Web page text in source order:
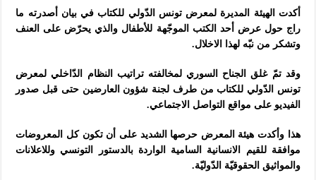
أكدت الهيئة المديرة لمعرض تونس الدّولي للكتاب في بيان أصدرته ما
راج حول عرض أحد الكتب الموجّهة للأطفال والذي يحرّض على العنف
وتشكر من نبّه لهذا الاخلال.
وقد تمّ غلق الجناح السوري لمخالفته تراتيب النظام الدّاخلي لمعرض
تونس الدّولي للكتاب من طرف لجنة شؤون العارضين حتى قبل صدور
الفيديو على مواقع التواصل الاجتماعي.
هذا وأكدت هيئة المعرض حرصها الشديد على أن تكون كل المعروضات
موافقة للقيم الانسانية السامية الواردة بالدستور التونسي وللاعلانات
والمواثيق الحقوقيّة الدّوليّة.